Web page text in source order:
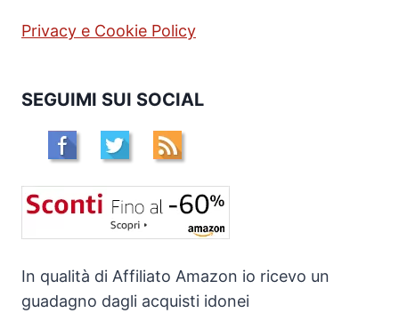
Privacy e Cookie Policy
SEGUIMI SUI SOCIAL
In qualità di Affiliato Amazon io ricevo un
guadagno dagli acquisti idonei